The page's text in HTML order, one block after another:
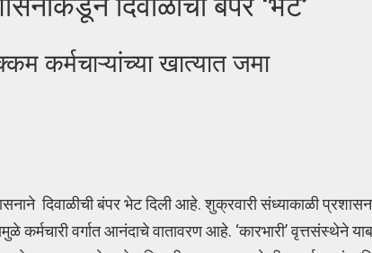
कर्मचाऱ्यांच्या खात्यात जमा
दिवाळीची बंपर भेट दिली आहे. शुक्रवारी संध्याकाळी
वर्गात आनंदाचे वातावरण आहे. ‘कारभारी’ वृत्तसंस्थेने